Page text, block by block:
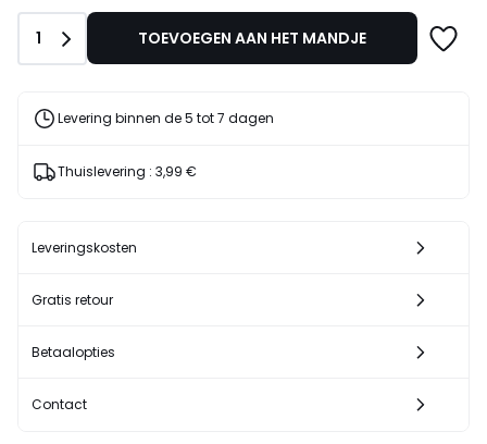
€
35%
code
LAST
Aantal
1 TOEVOEGEN AAN HET MANDJE
Levering binnen de 5 tot 7 dagen
Thuislevering : 3,99 €
Leveringskosten
Gratis retour
Betaalopties
Contact